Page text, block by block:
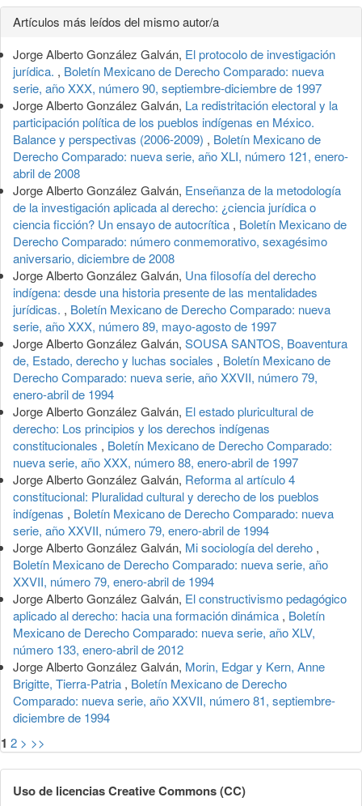
Detalles
del
artículo
Artículos más leídos del mismo autor/a
Jorge Alberto González Galván, El protocolo de investigación
jurídica. , Boletín Mexicano de Derecho Comparado: nueva
serie, año XXX, número 90, septiembre-diciembre de 1997
Jorge Alberto González Galván, La redistritación electoral y la
participación política de los pueblos indígenas en México.
Balance y perspectivas (2006-2009) , Boletín Mexicano de
Derecho Comparado: nueva serie, año XLI, número 121, enero-
abril de 2008
Jorge Alberto González Galván, Enseñanza de la metodología
de la investigación aplicada al derecho: ¿ciencia jurídica o
ciencia ficción? Un ensayo de autocrítica , Boletín Mexicano de
Derecho Comparado: número conmemorativo, sexagésimo
aniversario, diciembre de 2008
Jorge Alberto González Galván, Una filosofía del derecho
indígena: desde una historia presente de las mentalidades
jurídicas. , Boletín Mexicano de Derecho Comparado: nueva
serie, año XXX, número 89, mayo-agosto de 1997
Jorge Alberto González Galván, SOUSA SANTOS, Boaventura
de, Estado, derecho y luchas sociales , Boletín Mexicano de
Derecho Comparado: nueva serie, año XXVII, número 79,
enero-abril de 1994
Jorge Alberto González Galván, El estado pluricultural de
derecho: Los principios y los derechos indígenas
constitucionales , Boletín Mexicano de Derecho Comparado:
nueva serie, año XXX, número 88, enero-abril de 1997
Jorge Alberto González Galván, Reforma al artículo 4
constitucional: Pluralidad cultural y derecho de los pueblos
indígenas , Boletín Mexicano de Derecho Comparado: nueva
serie, año XXVII, número 79, enero-abril de 1994
Jorge Alberto González Galván, Mi sociología del dereho ,
Boletín Mexicano de Derecho Comparado: nueva serie, año
XXVII, número 79, enero-abril de 1994
Jorge Alberto González Galván, El constructivismo pedagógico
aplicado al derecho: hacia una formación dinámica , Boletín
Mexicano de Derecho Comparado: nueva serie, año XLV,
número 133, enero-abril de 2012
Jorge Alberto González Galván, Morin, Edgar y Kern, Anne
Brigitte, Tierra-Patria , Boletín Mexicano de Derecho
Comparado: nueva serie, año XXVII, número 81, septiembre-
diciembre de 1994
1 2 > >>
Uso de licencias Creative Commons (CC)